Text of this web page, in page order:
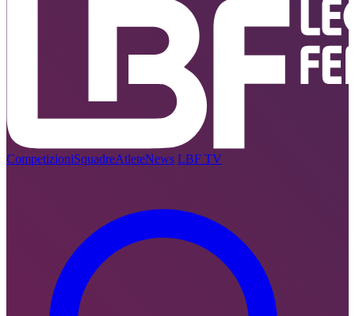
CompetizioniSquadreAtleteNews LBF TV